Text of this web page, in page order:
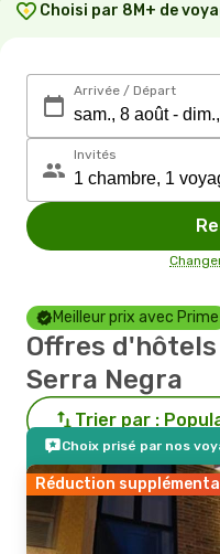
Choisi par 8M+ de
Arrivée / Départ
Invités
Meilleur prix avec Prime
Offres
Serra Negra
Trier par :
Choix prisé par nos
Réduction